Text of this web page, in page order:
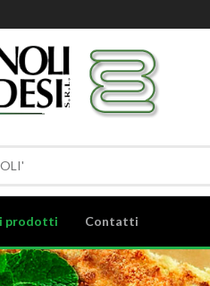
prodotti Contatti